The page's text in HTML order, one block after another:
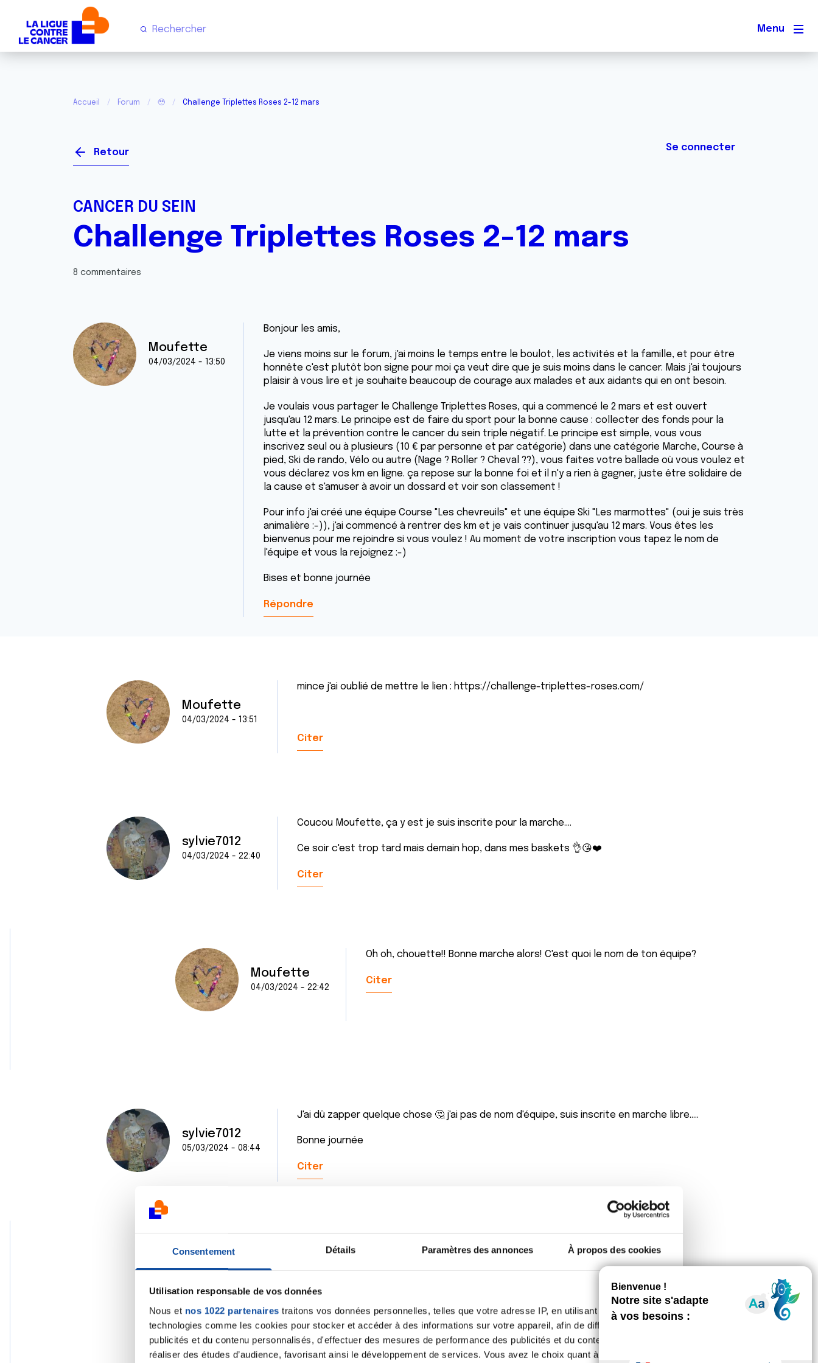
Consentement Détails Paramètres des annonces À propos des cookies
Utilisation responsable de vos données
Nous et nos 1022 partenaires traitons vos données personnelles, telles que votre adresse IP, en utilisant des
technologies comme les cookies pour stocker et accéder à des informations sur votre appareil, afin de diffuser des
publicités et du contenu personnalisés, d'effectuer des mesures de performance des publicités et du contenu, ainsi que de
réaliser des études d’audience, favorisant ainsi le développement de services. Vous avez le choix quant à l'utilisation de
Menu
Accueil Forum 🥹 Challenge Triplettes Roses 2-12 mars
Retour Se connecter
CANCER DU SEIN
Challenge Triplettes Roses 2-12 mars
8 commentaires
Moufette
04/03/2024 - 13:50
Bonjour les amis,
Je viens moins sur le forum, j'ai moins le temps entre le boulot, les activités et la famille, et pour être
honnête c'est plutôt bon signe pour moi ça veut dire que je suis moins dans le cancer. Mais j'ai toujours
plaisir à vous lire et je souhaite beaucoup de courage aux malades et aux aidants qui en ont besoin.
Je voulais vous partager le Challenge Triplettes Roses, qui a commencé le 2 mars et est ouvert
jusqu'au 12 mars. Le principe est de faire du sport pour la bonne cause : collecter des fonds pour la
lutte et la prévention contre le cancer du sein triple négatif. Le principe est simple, vous vous
inscrivez seul ou à plusieurs (10 € par personne et par catégorie) dans une catégorie Marche, Course à
pied, Ski de rando, Vélo ou autre (Nage ? Roller ? Cheval ??), vous faites votre ballade où vous voulez et
vous déclarez vos km en ligne. ça repose sur la bonne foi et il n'y a rien à gagner, juste être solidaire de
la cause et s'amuser à avoir un dossard et voir son classement !
Pour info j'ai créé une équipe Course "Les chevreuils" et une équipe Ski "Les marmottes" (oui je suis très
animalière :-)), j'ai commencé à rentrer des km et je vais continuer jusqu'au 12 mars. Vous êtes les
bienvenus pour me rejoindre si vous voulez ! Au moment de votre inscription vous tapez le nom de
l'équipe et vous la rejoignez :-)
Bises et bonne journée
Répondre
Moufette
04/03/2024 - 13:51
mince j'ai oublié de mettre le lien : https://challenge-triplettes-roses.com/
Citer
sylvie7012
04/03/2024 - 22:40
Coucou Moufette, ça y est je suis inscrite pour la marche....
Ce soir c'est trop tard mais demain hop, dans mes baskets 👌😘❤️
Citer
Moufette
04/03/2024 - 22:42
Oh oh, chouette!! Bonne marche alors! C'est quoi le nom de ton équipe?
Citer
sylvie7012
05/03/2024 - 08:44
J'ai dû zapper quelque chose 🤔 j'ai pas de nom d'équipe, suis inscrite en marche libre.....
Bonne journée
Citer
Moufette
c'était pas obligé d'en écrire une, mais du coup je sais pas où tu vas
apparaitre. Regarde le classement : https://challenge-triplettes-
roses.com/classements-challenges-grand-public-2/
est-ce que tu es le nom "3059347" en fin de classement ?! tu verras quand
tu déclareras tes km...
Bonne journée